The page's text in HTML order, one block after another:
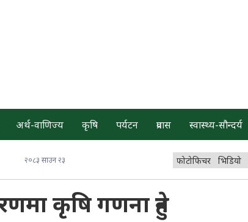
अर्थ-वाणिज्य कृषि पर्यटन प्रवास स्वास्थ्य-सौन्दर्य
२०८३ साउन २३ फोटोफिचर भिडियो
कृषि गणना हुने